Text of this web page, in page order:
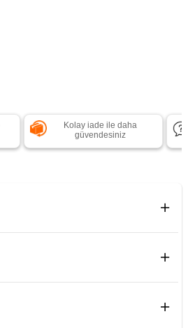
Kolay iade ile daha
güvendesiniz